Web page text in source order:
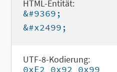
HTML-Entität:
&#9369;
&#x2499;
UTF-8-Kodierung:
0xE2 0x92 0x99